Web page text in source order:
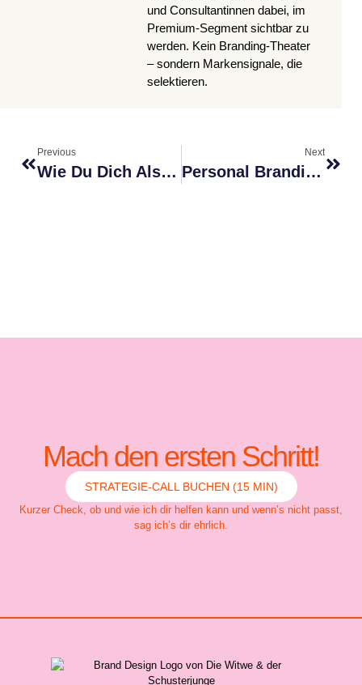
und Consultantinnen dabei, im
Premium-Segment sichtbar zu
werden. Kein Branding-Theater
– sondern Markensignale, die
selektieren.
Previous
Wie Du Dich Als Expertin Online Positionierst Und Warum Die Meisten Dabei Scheitern
Next
Personal Branding Für Therapeutinnen: So Baust Du Vertrauen Auf
Mach den ersten Schritt!
STRATEGIE-CALL BUCHEN (15 MIN)
Kurzer Check, ob und wie ich dir helfen kann und wenn’s nicht passt,
sag ich’s dir ehrlich.